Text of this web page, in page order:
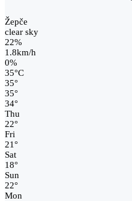
Žepče
clear sky
22%
1.8km/h
0%
35°C
35°
35°
34°
Thu
22°
Fri
21°
Sat
18°
Sun
22°
Mon